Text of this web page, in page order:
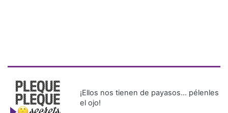
¡Ellos nos tienen de payasos… pélenles
el ojo!